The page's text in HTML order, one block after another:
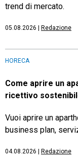
trend di mercato.
05.08.2026 Redazione
HORECA
Come aprire un
ricettivo
Vuoi aprire un
business plan,
04.08.2026 Redazione